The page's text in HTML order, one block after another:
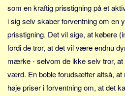
Investering
Pension og opsparing
Forbrug
Transport
Alle
som en kraftig prisstigning på et
i sig selv skaber forventning om en
prisstigning. Det vil sige, at købere
fordi de tror, at det vil være endnu
mærke - selvom de ikke selv tror,
værd. En boble forudsætter altså, at
høje priser i forventning om, at det